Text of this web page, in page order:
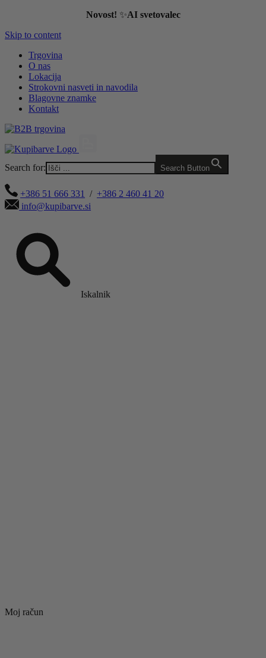
Novost! ✨AI svetovalec
Skip to content
Trgovina
O nas
Lokacija
Strokovni nasveti in navodila
Blagovne znamke
Kontakt
Search for: Search Button
+386 51 666 331 / +386 2 460 41 20
info@kupibarve.si
Iskalnik
Moj račun